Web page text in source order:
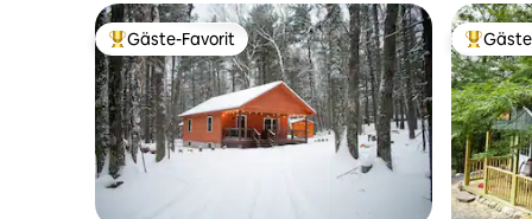
Beliebter Gäste-Favorit.
Gäste-Favorit